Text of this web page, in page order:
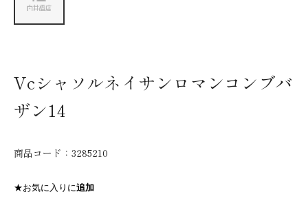
Vcシャソルネイサンロマンコンブバ
ザン14
商品コード： 3285210
★お気に入りに追加